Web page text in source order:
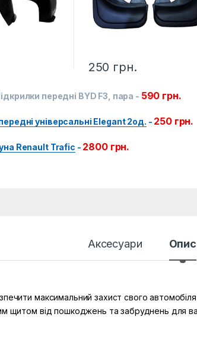
250 грн.
передні BYD F3, пара - 590 грн.
універсальні Elegant 2од. - 250 грн.
Renault Trafic - 2800 грн.
Аксесуари Опис
максимальний захист свого автомобіля
щитом від пошкоджень та забруднень для